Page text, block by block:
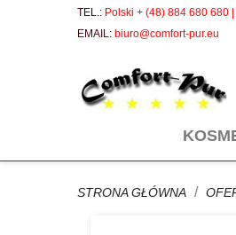
TEL.: Polski + (48) 884 680 680
EMAIL: biuro@comfort-pur.eu
STRONA GŁÓWNA